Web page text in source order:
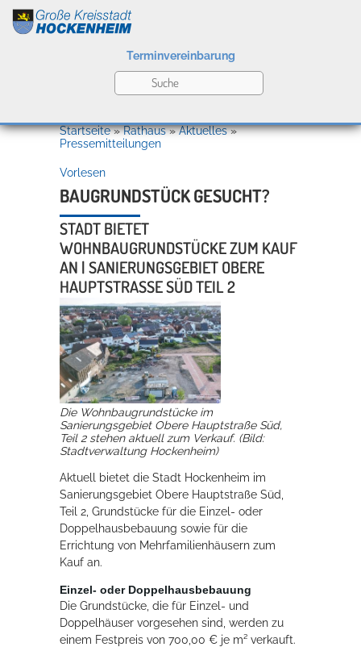
Kultur
Bildung
Wirtschaft
Rathaus
Service
Terminvereinbarung
Willkommen in Hockenheim
Konzerte, Tagungen und vieles mehr
Die Stadthalle Hockenheim bietet den perfekten Standort für Events
mehr dazu...
Startseite»Rathaus»Aktuelles»
Pressemitteilungen
Vorlesen
BAUGRUNDSTÜCK GESUCHT?
STADT BIETET
WOHNBAUGRUNDSTÜCKE ZUM KAUF
AN | SANIERUNGSGEBIET OBERE
HAUPTSTRASSE SÜD TEIL 2
Die Wohnbaugrundstücke im
Sanierungsgebiet Obere Hauptstraße Süd,
Teil 2 stehen aktuell zum Verkauf. (Bild:
Stadtverwaltung Hockenheim)
Aktuell bietet die Stadt Hockenheim im
Sanierungsgebiet Obere Hauptstraße Süd,
Teil 2, Grundstücke für die Einzel- oder
Doppelhausbebauung sowie für die
Errichtung von Mehrfamilienhäusern zum
Kauf an.
Einzel- oder Doppelhausbebauung
Die Grundstücke, die für Einzel- und
Doppelhäuser vorgesehen sind, werden zu
einem Festpreis von 700,00 € je m² verkauft.